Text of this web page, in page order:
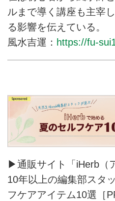
ルまで導く講座も主宰
る影響を伝えている。
風水吉運： https://fu-
▶通販サイト「iHerb（
10年以上の編集部スタ
フケアアイテム10選［